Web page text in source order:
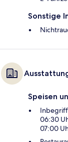
Sonstige
Speisen
06:30
07:00